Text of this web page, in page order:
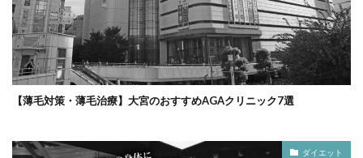
【薄毛対策・薄毛治療】大宮のおすすめAGAクリニック7選
ダイエット